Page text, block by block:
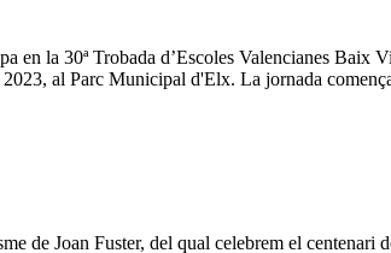
la 30ª Trobada d’Escoles Valencianes Baix
al Parc Municipal d'Elx. La jornada
de Joan Fuster, del qual celebrem el centenari